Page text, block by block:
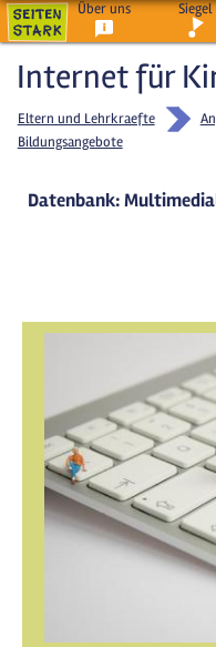
Über uns Siegel
Internet für
Eltern und Lehrkraefte
Bildungsangebote
Datenbank: